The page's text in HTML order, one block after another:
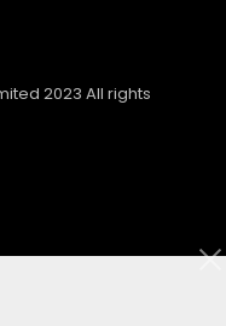
2023 All rights